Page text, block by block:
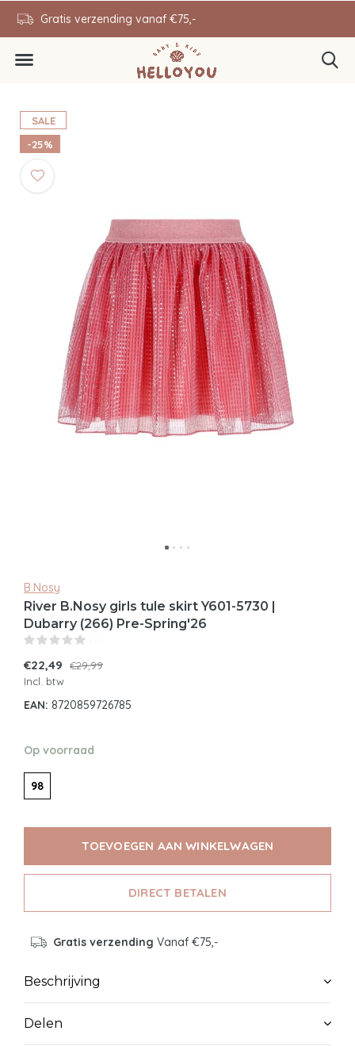
Gratis verzending vanaf €75,-
SALE
-25%
B.Nosy
River B.Nosy girls tule skirt Y601-5730 |
Dubarry (266) Pre-Spring'26
€22,49
€29,99
Incl. btw
EAN: 8720859726785
Op voorraad
98
TOEVOEGEN AAN WINKELWAGEN
DIRECT BETALEN
Gratis verzending Vanaf €75,-
Beschrijving
Delen